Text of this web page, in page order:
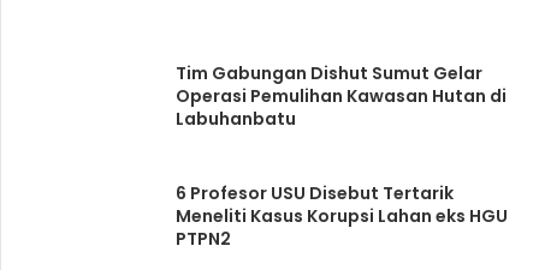
Tim Gabungan Dishut Sumut Gelar
Operasi Pemulihan Kawasan Hutan di
Labuhanbatu
6 Profesor USU Disebut Tertarik
Meneliti Kasus Korupsi Lahan eks HGU
PTPN2